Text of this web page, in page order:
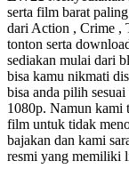
serta film barat
dari Action , Crime ,
tonton serta
sediakan mulai dari
bisa kamu nikmati
bisa anda pilih
1080p. Namun kami
film untuk tidak
bajakan dan kami
resmi yang memiliki